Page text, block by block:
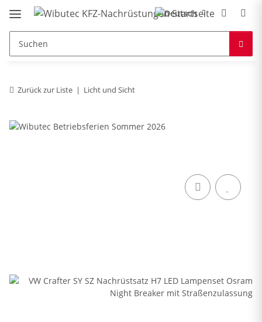
Zurück zur Liste Licht und Sicht